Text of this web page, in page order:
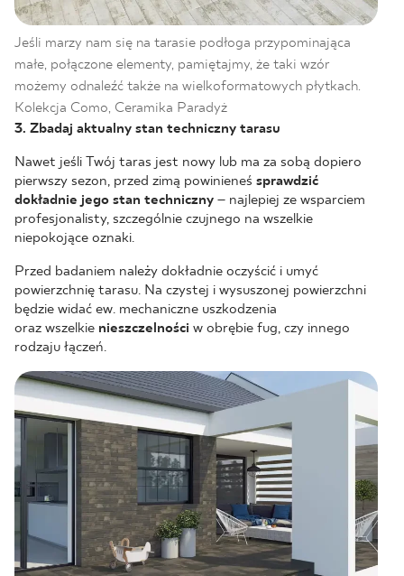
Jeśli marzy nam się na tarasie podłoga przypominająca
małe, połączone elementy, pamiętajmy, że taki wzór
możemy odnaleźć także na wielkoformatowych płytkach.
Kolekcja Como, Ceramika Paradyż
3. Zbadaj aktualny stan techniczny tarasu
Nawet jeśli Twój taras jest nowy lub ma za sobą dopiero
pierwszy sezon, przed zimą powinieneś sprawdzić
dokładnie jego stan techniczny – najlepiej ze wsparciem
profesjonalisty, szczególnie czujnego na wszelkie
niepokojące oznaki.
Przed badaniem należy dokładnie oczyścić i umyć
powierzchnię tarasu. Na czystej i wysuszonej powierzchni
będzie widać ew. mechaniczne uszkodzenia
oraz wszelkie nieszczelności w obrębie fug, czy innego
rodzaju łączeń.